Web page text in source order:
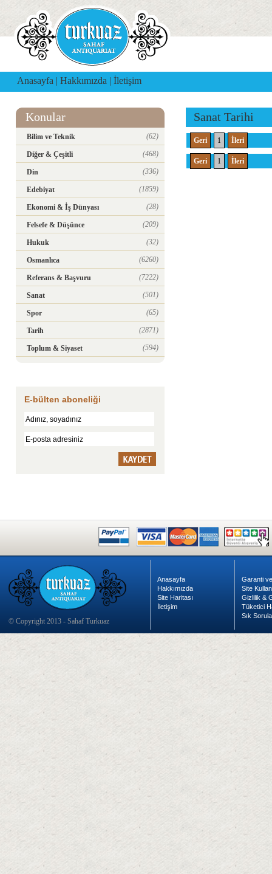
Anasayfa | Hakkımızda | İletişim
Konular
Bilim ve Teknik (62)
Diğer & Çeşitli (468)
Din (336)
Edebiyat (1859)
Ekonomi & İş Dünyası (28)
Felsefe & Düşünce (209)
Hukuk (32)
Osmanlıca (6260)
Referans & Başvuru (7222)
Sanat (501)
Spor (65)
Tarih (2871)
Toplum & Siyaset (594)
E-bülten aboneliği
Sanat Tarihi
Geri 1 İleri
Geri 1 İleri
© Copyright 2013 - Sahaf Turkuaz
Anasayfa
Hakkımızda
Site Haritası
İletişim
Garanti
Site
Gizlilik &
Tüketici
Sık